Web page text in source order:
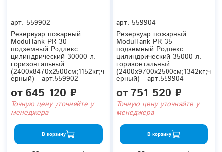
арт. 559902
Резервуар пожарный
ModulTank PR 30
подземный Родлекс
цилиндрический 30000 л.
горизонтальный
(2400x8470x2500см;1152кг;ч
ерный) - арт.559902
от645 120 ₽
Точную цену уточняйте у
менеджера
В корзину
арт. 559904
Резервуар пожарный
ModulTank PR 35
подземный Родлекс
цилиндрический 35000 л.
горизонтальный
(2400x9700x2500см;1342кг;ч
ерный) - арт.559904
от751 520 ₽
Точную цену уточняйте у
менеджера
В корзину